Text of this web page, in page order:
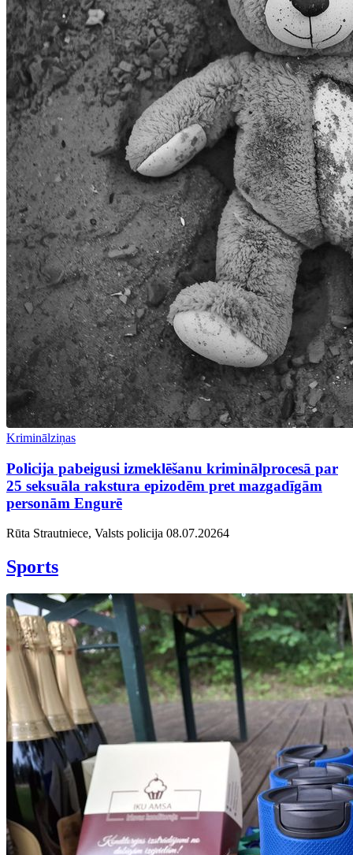
Kriminālziņas
Policija pabeigusi izmeklēšanu kriminālprocesā par
25 seksuāla rakstura epizodēm pret mazgadīgām
personām Engurē
Rūta Strautniece, Valsts policija 08.07.20264
Sports